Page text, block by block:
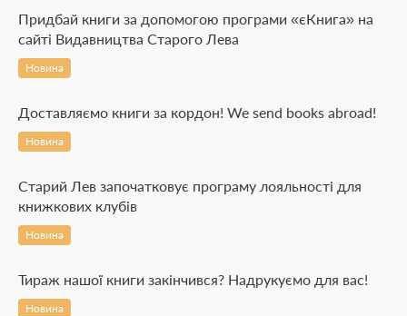
Придбай книги за допомогою програми «єКнига» на
сайті Видавництва Старого Лева
Новина
Доставляємо книги за кордон! We send books abroad!
Новина
Старий Лев започатковує програму лояльності для
книжкових клубів
Новина
Тираж нашої книги закінчився? Надрукуємо для вас!
Новина